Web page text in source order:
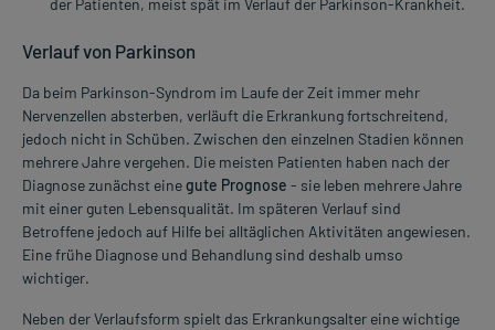
der Patienten, meist spät im Verlauf der Parkinson-Krankheit.
Verlauf von Parkinson
Da beim Parkinson-Syndrom im Laufe der Zeit immer mehr
Nervenzellen absterben, verläuft die Erkrankung fortschreitend,
jedoch nicht in Schüben. Zwischen den einzelnen Stadien können
mehrere Jahre vergehen. Die meisten Patienten haben nach der
Diagnose zunächst einegute Prognose - sie leben mehrere Jahre
mit einer guten Lebensqualität. Im späteren Verlauf sind
Betroffene jedoch auf Hilfe bei alltäglichen Aktivitäten angewiesen.
Eine frühe Diagnose und Behandlung sind deshalb umso
wichtiger.
Neben der Verlaufsform spielt das Erkrankungsalter eine wichtige